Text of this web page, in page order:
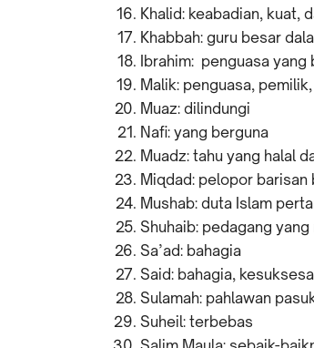
Khalid: keabadian, kuat,
Khabbah: guru besar
Ibrahim: penguasa yang
Malik: penguasa,
Muaz: dilindungi
Nafi: yang berguna
Muadz: tahu yang halal
Miqdad: pelopor barisan
Mushab: duta Islam
Shuhaib: pedagang
Sa’ad: bahagia
Said: bahagia,
Sulamah: pahlawan
Suheil: terbebas